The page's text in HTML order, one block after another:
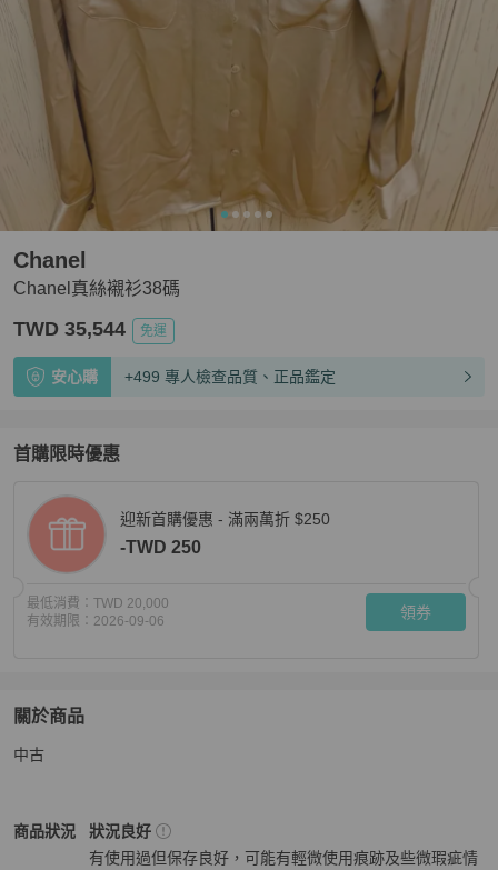
Chanel真絲襯衫38碼
Chanel
TWD 35,544 免運
安心購 +499 專人檢查品質、正品鑑定
首購限時優惠
迎新首購優惠 - 滿兩萬折 $250
-TWD 250
最低消費： TWD 20,000
有效期限： 2026-09-06 領券
關於商品
關於
中古
商品狀況
Chanel女裝商品狀態與細節
狀況良好
有使用過但保存良好，可能有輕微使用痕跡及些微瑕疵情